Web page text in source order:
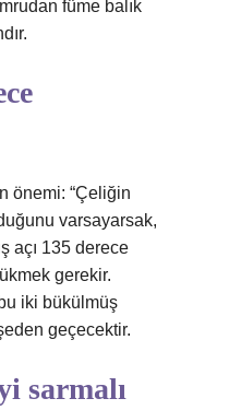
füme balık
önemi: “Çeliğin
varsayarsak,
açı 135 derece
gerekir.
iki bükülmüş
geçecektir.
sarmalı